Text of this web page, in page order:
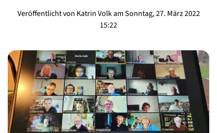
Veröffentlicht von Katrin Volk am Sonntag, 27. März 2022
15:22